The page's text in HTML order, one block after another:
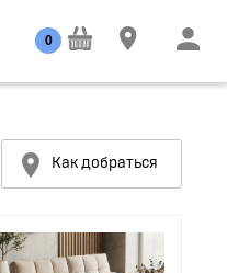
0
Как добраться